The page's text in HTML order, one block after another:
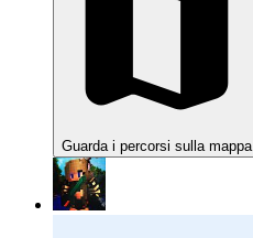
Guarda i percorsi sulla mappa